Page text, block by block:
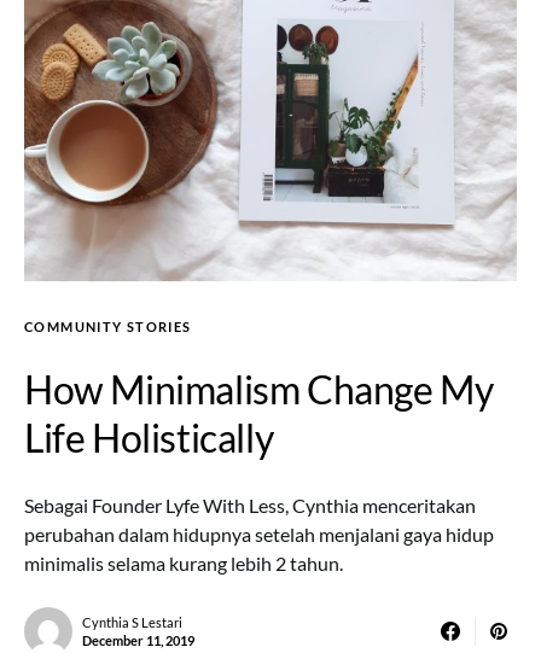
COMMUNITY STORIES
How Minimalism Change My
Life Holistically
Sebagai Founder Lyfe With Less, Cynthia menceritakan
perubahan dalam hidupnya setelah menjalani gaya hidup
minimalis selama kurang lebih 2 tahun.
Cynthia S Lestari
December 11, 2019